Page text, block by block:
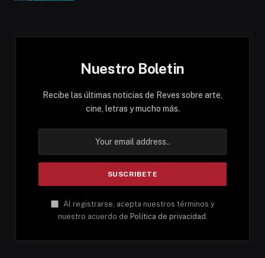
Nuestro Boletin
Recibe las últimas noticias de Reves sobre arte,
cine, letras y mucho más.
Al registrarse, acepta nuestros términos y
nuestro acuerdo de Política de privacidad